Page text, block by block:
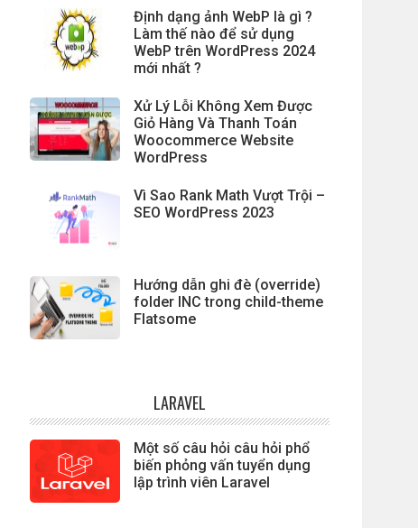
Định dạng ảnh WebP là gì ?
Làm thế nào để sử dụng
WebP trên WordPress 2024
mới nhất ?
Xử Lý Lỗi Không Xem Được
Giỏ Hàng Và Thanh Toán
Woocommerce Website
WordPress
Vì Sao Rank Math Vượt Trội –
SEO WordPress 2023
Hướng dẫn ghi đè (override)
folder INC trong child-theme
Flatsome
LARAVEL
Một số câu hỏi câu hỏi phổ
biến phỏng vấn tuyển dụng
lập trình viên Laravel